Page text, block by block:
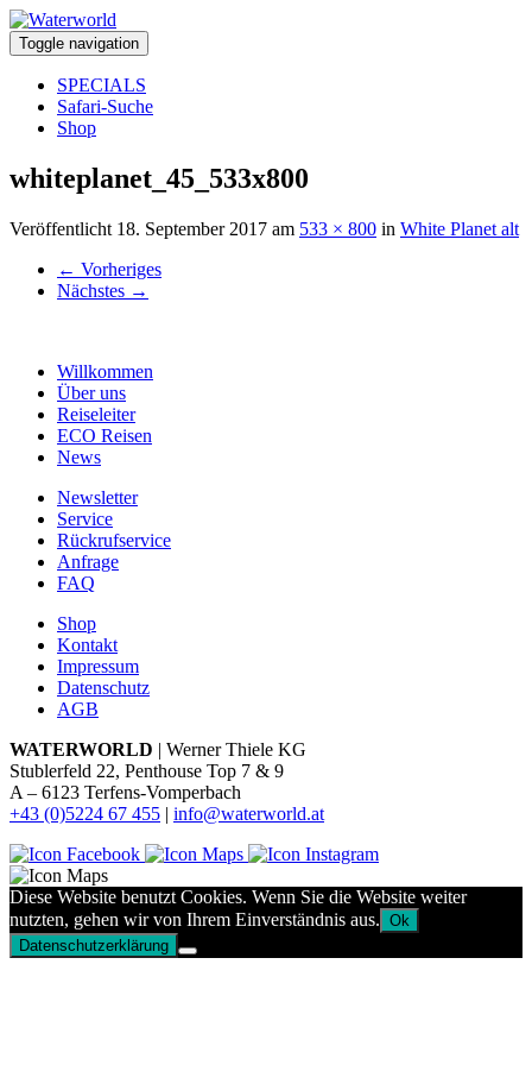
Toggle navigation
SPECIALS
Safari-Suche
Shop
whiteplanet_45_533x800
Veröffentlicht 18. September 2017 am 533 × 800 in White Planet alt
← Vorheriges
Nächstes →
Willkommen
Über uns
Reiseleiter
ECO Reisen
News
Newsletter
Service
Rückrufservice
Anfrage
FAQ
Shop
Kontakt
Impressum
Datenschutz
AGB
WATERWORLD | Werner Thiele KG
Stublerfeld 22, Penthouse Top 7 & 9
A – 6123 Terfens-Vomperbach
+43 (0)5224 67 455 | info@waterworld.at
Diese Website benutzt Cookies. Wenn Sie die Website weiter
nutzten, gehen wir von Ihrem Einverständnis aus. Ok
Datenschutzerklärung